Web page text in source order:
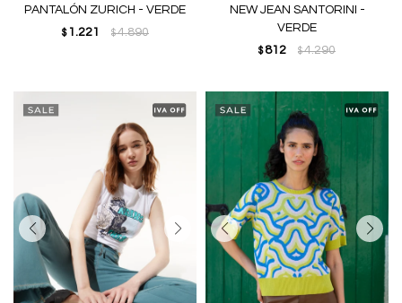
PANTALÓN ZURICH - VERDE
$ 1.221 $4.890
NEW JEAN SANTORINI -
VERDE
$ 812 $4.290